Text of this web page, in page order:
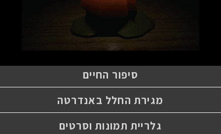
סיפור החיים
מגירת החלל באנדרטה
גלריית תמונות וסרטים